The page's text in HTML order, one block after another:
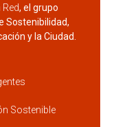
, el grupo
Sostenibilidad,
y la Ciudad.
Sostenible